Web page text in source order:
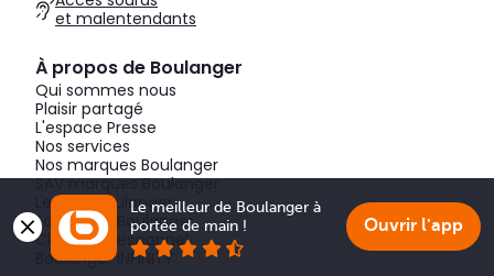
et malentendants
À propos de Boulanger
Qui sommes nous
Plaisir partagé
L'espace Presse
Nos services
Nos marques Boulanger
SAV marques Boulanger
Le Club Boulanger
Fondation Boulanger
Client professionnel
Boulanger INFINITY
Le meilleur de Boulanger à
portée de main !
Ouvrir l'app